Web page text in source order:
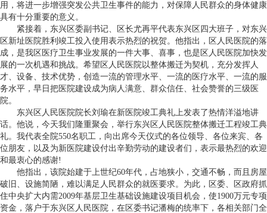
用，将进一步增强突发公共卫生事件的能力，对保障人民群众的身体健康
具有十分重要的意义。
紧接着，东兴区委副书记、区长尤再平代表东兴区四大班子，对东兴
区新址医院胜利竣工投入使用表示热烈的祝贺。他指出，区人民医院的落
成，是我区医疗卫生事业发展的一件大事、喜事，也是区人民医院加快发
展的一次机遇和挑战。希望区人民医院以整体搬迁为契机，充分发挥人
才、设备、技术优势，创造一流的管理水平、一流的医疗水平、一流的服
务水平，早日把医院建设成为病人满意、群众信任、社会赞誉的三级医
院。
东兴区人民医院院长刘瑜在新医院竣工典礼上发表了热情洋溢地讲
话。他说，今天我们隆重聚会，举行东兴区人民医院整体搬迁工程竣工典
礼。我代表全院550名职工，向出席今天仪式的各位领导、各位来宾、各
位朋友，以及为新医院建设付出辛勤劳动的建设者们，表示最热烈的欢迎
和最衷心的感谢!
他指出，该院始建于上世纪60年代，占地狭小，交通不畅，而且房屋
破旧、设施简陋，难以满足人民群众的就医要求。为此，区委、区政府抓
住中央扩大内需2009年基层卫生基础设施建设项目机会，使1900万元专项
资金，落户于东兴区人民医院，在区委书记潘梅的统率下，各相关部门全